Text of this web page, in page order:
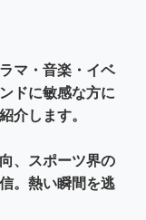
マ・音楽・イベ
ドに敏感な方に
介します。
、スポーツ界の
。熱い瞬間を逃